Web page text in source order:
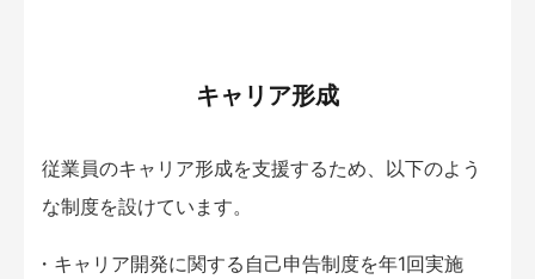
キャリア形成
従業員のキャリア形成を支援するため、以下のよう
な制度を設けています。
キャリア開発に関する自己申告制度を年1回実施